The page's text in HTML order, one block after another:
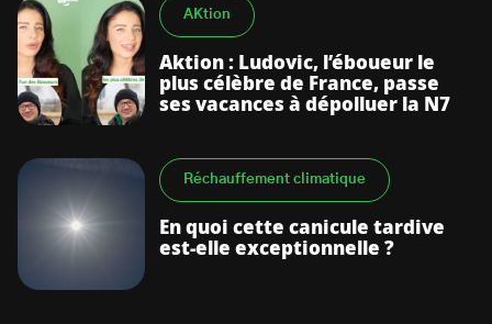
AKtion
Aktion : Ludovic, l’éboueur le
plus célèbre de France, passe
ses vacances à dépolluer la N7
Réchauffement climatique
En quoi cette canicule tardive
est-elle exceptionnelle ?